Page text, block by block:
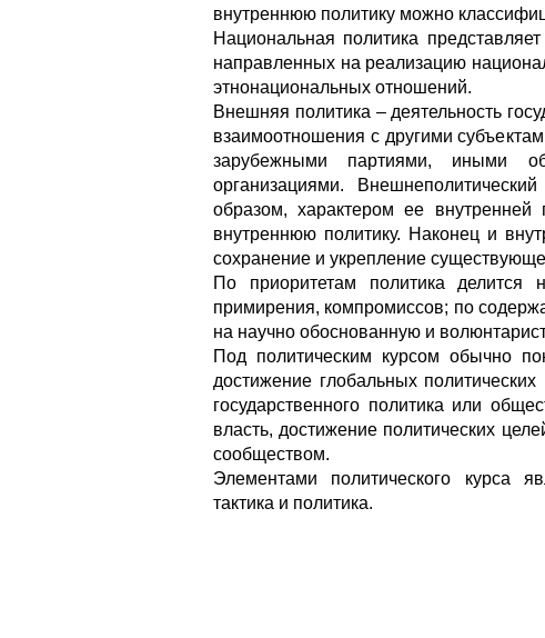
внутреннюю политику можно
Национальная политика
направленных на реализацию
этнонациональных отношений.
Внешняя политика – деятельность
взаимоотношения с другими
зарубежными партиями, иными
организациями.
образом, характером ее
внутреннюю политику. Наконец и
сохранение и укрепление
По приоритетам политика делится
примирения, компромиссов; по
на научно обоснованную и
Под политическим курсом обычно
достижение глобальных
государственного политика или
власть, достижение политических
сообществом.
Элементами политического курса
тактика и политика.